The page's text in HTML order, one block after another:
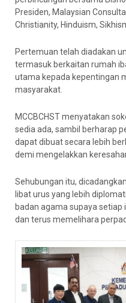
Presiden, Malaysian
Christianity, Hinduism,
Pertemuan telah diadakan
termasuk berkaitan rumah
utama kepada kepentingan
masyarakat.
MCCBCHST menyatakan
sedia ada, sambil berharap
dapat dibuat secara lebih
demi mengelakkan
Sehubungan itu,
libat urus yang lebih
badan agama supaya
dan terus memelihara